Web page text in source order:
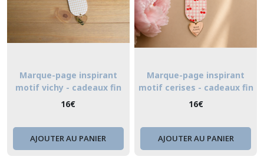
Marque-page inspirant
motif vichy - cadeaux fin
d'année scolaire
16€
AJOUTER AU PANIER
Marque-page inspirant
motif cerises - cadeaux fin
d'année scolaire
16€
AJOUTER AU PANIER